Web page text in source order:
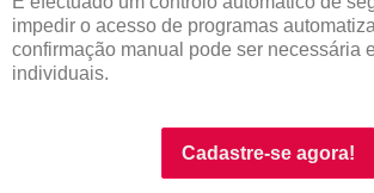
impedir o acesso de programas
confirmação manual pode ser necessária
individuais.
Cadastre-se agora!